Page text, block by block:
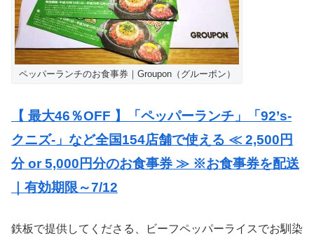
ペッパーランチのお食事券｜Groupon（グルーポン）
【 最大46％OFF 】「ペッパーランチ」「92’s-
クニズ-」など全国154店舗で使える ≪ 2,500円
分 or 5,000円分のお食事券 ≫ ※お食事券を配送
｜有効期限～7/12
鉄板で提供してくださる、ビーフペッパーライスでお馴染